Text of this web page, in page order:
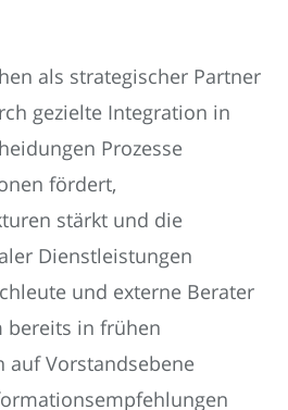
als strategischer Partner
gezielte Integration in
Prozesse
fördert,
stärkt und die
Dienstleistungen
und externe Berater
bereits in frühen
auf Vorstandsebene